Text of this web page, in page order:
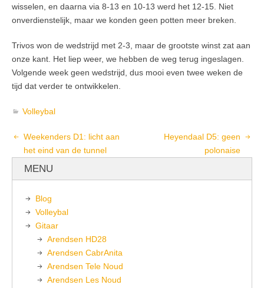
wisselen, en daarna via 8-13 en 10-13 werd het 12-15. Niet
onverdienstelijk, maar we konden geen potten meer breken.
Trivos won de wedstrijd met 2-3, maar de grootste winst zat aan
onze kant. Het liep weer, we hebben de weg terug ingeslagen.
Volgende week geen wedstrijd, dus mooi even twee weken de
tijd dat verder te ontwikkelen.
Volleybal
Weekenders D1: licht aan
het eind van de tunnel
Heyendaal D5: geen
polonaise
MENU
Blog
Volleybal
Gitaar
Arendsen HD28
Arendsen CabrAnita
Arendsen Tele Noud
Arendsen Les Noud